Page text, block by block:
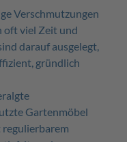
Verschmutzungen
oft viel Zeit und
darauf ausgelegt,
gründlich
Gartenmöbel